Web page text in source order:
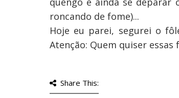
roncando de fome)...
Hoje eu parei, segurei o
Atenção: Quem quiser
Share This: